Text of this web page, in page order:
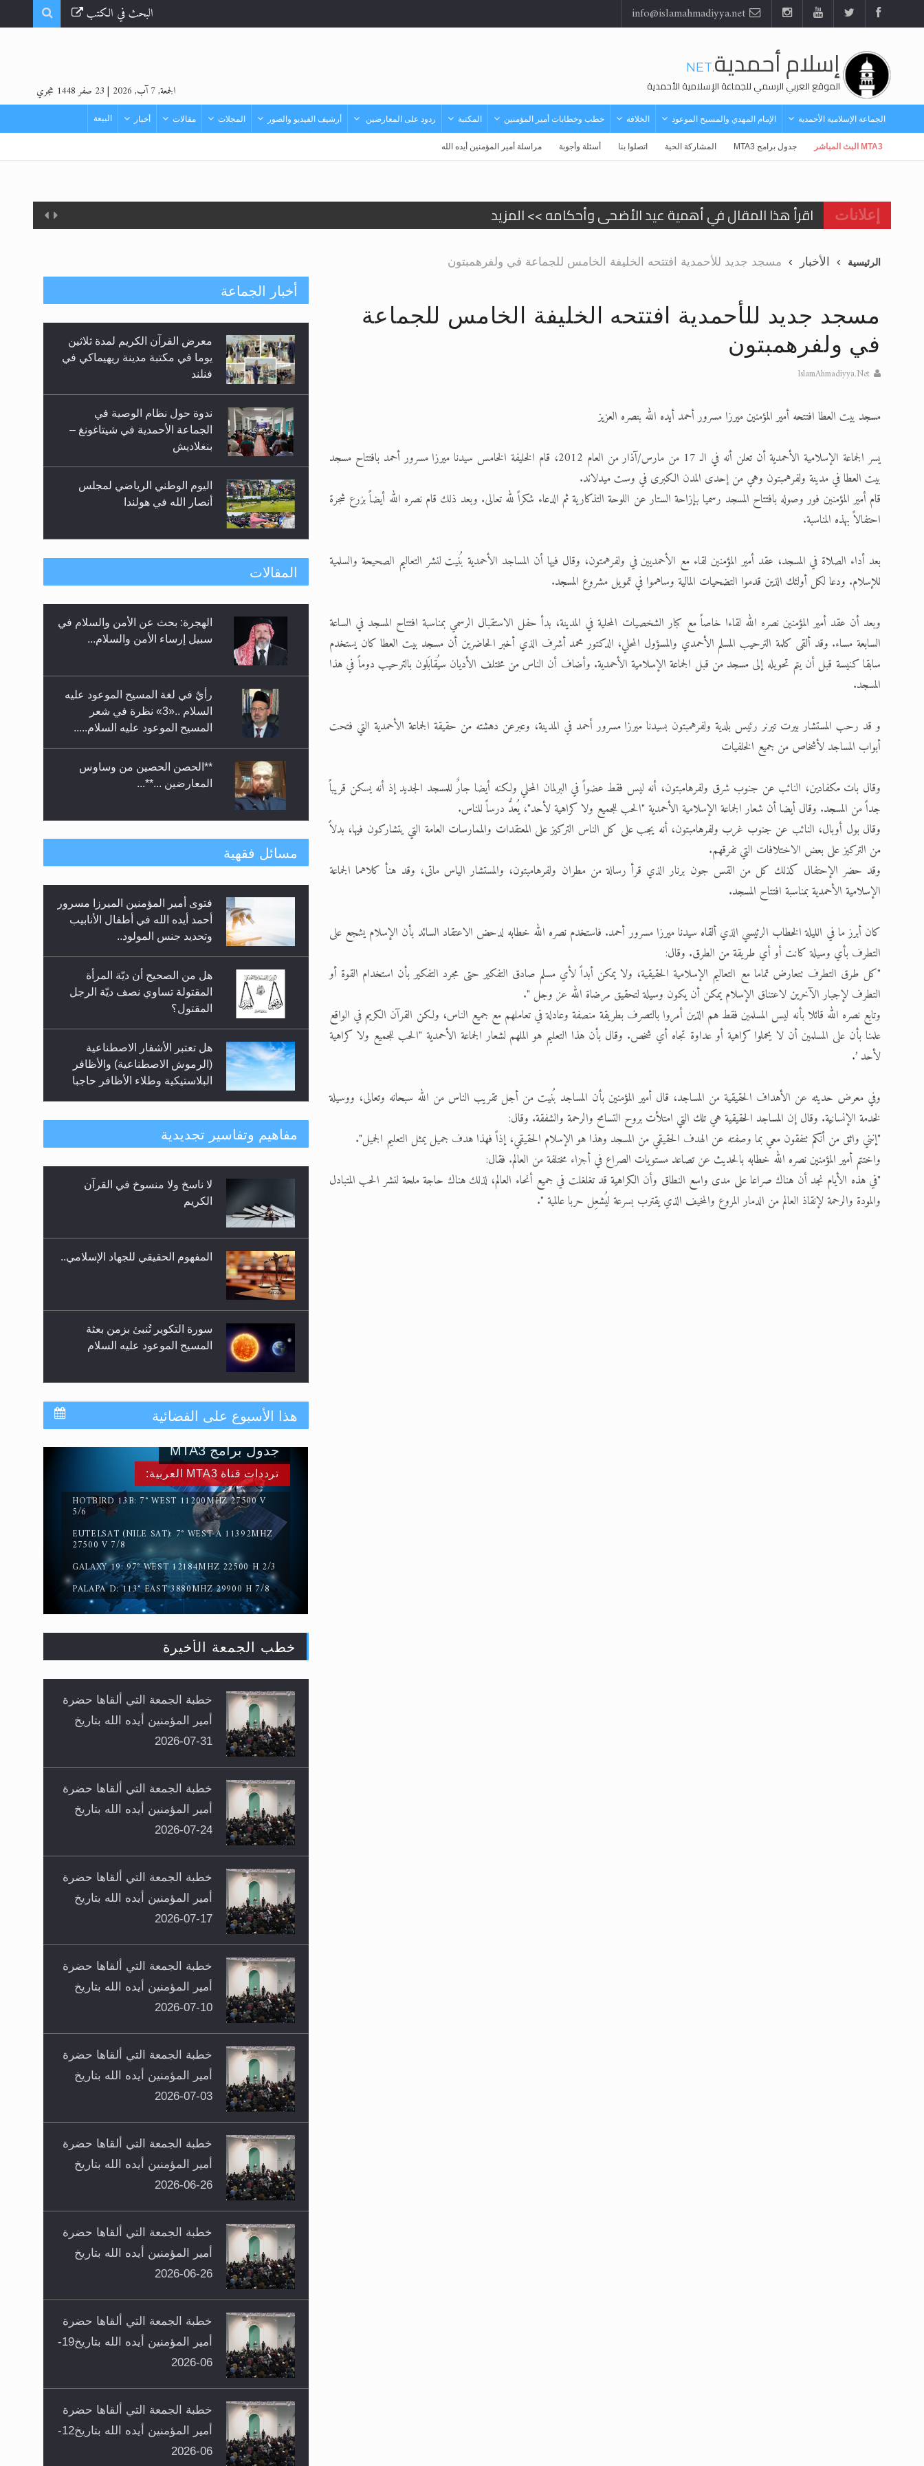
البحث في الكتب
إسلام أحمدية.NET
الموقع العربي الرسمي للجماعة الإسلامية الأحمدية الجمعة, 7 آب, 2026 | 23 صفر 1448 هجري
الجماعة الإسلامية الأحمدية الإمام المهدي والمسيح الموعود الخلافة خطب وخطابات أمير المؤمنين المكتبة ردود على المعارضين أرشيف الفيديو والصور المجلات مقالات أخبار البيعة
MTA3 البث المباشر جدول برامج MTA3 المشاركة الحية اتصلوا بنا أسئلة وأجوبة مراسلة أمير المؤمنين أيده الله
إعلانات
اقرأ هذا المقال في أهمية عيد الأضحى وأحكامه >> المزيد
الحجّ.. دلالات، حِكم، وأهداف >> المزيد
تعميم هامّ لأفراد الجماعة >> المزيد
تعميم هامّ لأفراد الجماعة >> المزيد
إعلان هامّ بخصوص الرسائل المرسلة إلى حضرة امير المؤمنين أيده الله والمكتب العربي >> المزيد
اقرأ هذا الكتاب وتعرّف على حقيقة الإسراء والمعراج >> المزيد
عرض مصوَّر لأقوال المستشرقين في خاتم النبيين صلى الله عليه وسلم >> المزيد
الحجّ.. دلالات، حِكم، وأهداف >> المزيد
الرئيسية الأخبار مسجد جديد للأحمدية افتتحه الخليفة الخامس للجماعة في ولفرهمبتون
مسجد جديد للأحمدية افتتحه الخليفة الخامس للجماعة
في ولفرهمبتون
IslamAhmadiyya.Net
مسجد بيت العطا افتتحه أمير المؤمنين ميرزا مسرور أحمد أيده الله بنصره العزيز
يسر الجماعة الإسلامية الأحمدية أن تعلن أنه في الـ 17 من مارس/آذار من العام 2012، قام الخليفة الخامس سيدنا ميرزا مسرور أحمد بافتتاح مسجد
بيت العطا في مدينة ولفرهمبتون وهي من إحدى المدن الكبرى في وست ميدلاند.
قام أمير المؤمنين فور وصوله بافتتاح المسجد رسميا بإزاحة الستار عن اللوحة التذكارية ثم الدعاء شكراً لله تعالى. وبعد ذلك قام نصره الله أيضاً بزرع شجرة
احتفالاً بهذه المناسبة.
بعد أداء الصلاة في المسجد، عقد أمير المؤمنين لقاء مع الأحمديين في ولفرهمتون، وقال فيها أن المساجد الأحمدية بُنيت لنشر التعاليم الصحيحة والسلمية
للإسلام. ودعا لكل أولئك الذين قدموا التضحيات المالية وساهموا في تمويل مشروع المسجد.
وبعد أن عقد أمير المؤمنين نصره الله لقاءا خاصاً مع كبار الشخصيات المحلية في المدينة، بدأ حفل الاستقبال الرسمي بمناسبة افتتاح المسجد في الساعة
السابعة مساء. وقد ألقى كلمة الترحيب المسلم الأحمدي والمسؤول المحلي، الدكتور محمد أشرف الذي أخبر الحاضرين أن مسجد بيت العطا كان يستخدم
سابقا كنيسة قبل أن يتم تحويله إلى مسجد من قبل الجماعة الإسلامية الأحمدية. وأضاف أن الناس من مختلف الأديان سيُقابَلون بالترحيب دوماً في هذا
المسجد.
و قد رحب المستشار بيرت تيرنر رئيس بلدية ولفرهمبتون بسيدنا ميرزا مسرور أحمد في المدينة، وعبرعن دهشته من حقيقة الجماعة الأحمدية التي فتحت
أبواب المساجد لأشخاص من جميع الخلفيات
وقال بات مكفادين، النائب عن جنوب شرق ولفرهامبتون، أنه ليس فقط عضواً في البرلمان المحلي ولكنه أيضا جارٌ للمسجد الجديد إذ أنه يسكن قريباً
جداً من المسجد. وقال أيضا أن شعار الجماعة الإسلامية الأحمدية "الحب للجميع ولا كراهية لأحد"، يُعدُّ درساً للناس.
وقال بول أوبال، النائب عن جنوب غرب ولفرهامبتون، أنه يجب على كل الناس التركيز على المعتقدات والممارسات العامة التي يتشاركون فيها، بدلاً
من التركيز على بعض الاختلافات التي تفرقهم.
وقد حضر الإحتفال كذلك كل من القس جون برنار الذي قرأ رسالة من مطران ولفرهامبتون، والمستشار الياس ماتى، وقد هنأ كلاهما الجماعة
الإسلامية الأحمدية بمناسبة افتتاح المسجد.
كان أبرز ما في الليلة الخطاب الرئيسي الذي ألقاه سيدنا ميرزا مسرور أحمد. فاستخدم نصره الله خطابه لدحض الاعتقاد السائد بأن الإسلام يشجع على
التطرف بأي وسيلة كانت أو أي طريقة من الطرق. وقال:
"كل طرق التطرف تتعارض تماما مع التعاليم الإسلامية الحقيقية، ولا يمكن أبداً لأي مسلم صادق التفكير حتى مجرد التفكير بأن استخدام القوة أو
التطرف لإجبار الآخرين لاعتناق الإسلام يمكن أن يكون وسيلة لتحقيق مرضاة الله عز وجل ".
وتابع نصره الله قائلا بأنه ليس المسلمين فقط هم الذين أمروا بالتصرف بطريقة منصفة وعادلة في تعاملهم مع جميع الناس، ولكن القرآن الكريم في الواقع
علمنا بأن على المسلمين أن لا يحملوا كراهية أو عداوة تجاه أي شخص. وقال بأن هذا التعليم هو الملهم لشعار الجماعة الأحمدية "الحب للجميع ولا كراهية
لأحد ’.
وفي معرض حديثه عن الأهداف الحقيقية من المساجد، قال أمير المؤمنين بأن المساجد بُنيت من أجل تقريب الناس من الله سبحانه وتعالى، ووسيلة
لخدمة الإنسانية. وقال إن المساجد الحقيقية هي تلك التي امتلأت بروح التسامح والرحمة والشفقة. وقال:
"إنني واثق من أنكم تتفقون معي بما وصفته عن الهدف الحقيقي من المسجد وهذا هو الإسلام الحقيقي، إذاً فهذا هدف جميل يمثل التعليم الجميل".
واختتم أمير المؤمنين نصره الله خطابه بالحديث عن تصاعد مستويات الصراع في أجزاء مختلفة من العالم. فقال:
"في هذه الأيام نجد أن هناك صراعا على مدى واسع النطاق وأن الكراهية قد تغلغلت في جميع أنحاء العالم، لذلك هناك حاجة ملحة لنشر الحب المتبادل
والمودة والرحمة لإنقاذ العالم من الدمار المروع والمخيف الذي يقترب بسرعة ليُشعِل حربا عالمية ".
أخبار الجماعة
معرض القرآن الكريم لمدة ثلاثين
يوما في مكتبة مدينة ريهيماكي في
فنلند
ندوة حول نظام الوصية في
الجماعة الأحمدية في شيتاغونغ –
بنغلاديش
اليوم الوطني الرياضي لمجلس
أنصار الله في هولندا
إتمام حفظ القرآن الكريم لثلاثة
حفل توزيع الشهادات في الجامعة
الأحمدية بنيجيريا لعام 2025
المقالات
الهجرة: بحث عن الأمن والسلام في
سبيل إرساء الأمن والسلام...
رأيٌ في لغة المسيح الموعود عليه
السلام ..«3» نظرة في شعر
المسيح الموعود عليه السلام.....
**الحصن الحصين من وساوس
المعارضين ...**...
متطلَّبات التّحريك الجديد...
رأيٌ في لغة المسيح الموعود عليه
السلام.. 4...
مسائل فقهية
فتوى أمير المؤمنين الميرزا مسرور
أحمد أيده الله في أطفال الأنابيب
وتحديد جنس المولود..
هل من الصحيح أن ديّة المرأة
المقتولة تساوي نصف ديّة الرجل
المقتول؟
هل تعتبر الأشفار الاصطناعية
(الرموش الاصطناعية) والأظافر
البلاستيكية وطلاء الأظافر حاجبا
هل يُحسب حول الزكاة وفق السنة
الميلادية أو الهجرية؟
هل يجوز فتح مشروع كوافير نسائي
للمحجبات وغير المحجبات؟
مفاهيم وتفاسير تجديدية
لا ناسخ ولا منسوخ في القرآن
الكريم
المفهوم الحقيقي للجهاد الإسلامي..
سورة التكوير تُنبئ بزمن بعثة
المسيح الموعود عليه السلام
حقيقة المسيح الدجال
القرآن قاضٍ وحكمٌ على السنة
ومهيمنٌ عليها.. ليس العكس
هذا الأسبوع على الفضائية
ترددات قناة MTA3 العربية:
HOTBIRD 13B: 7° WEST 11200MHZ 27500 V
5/6
EUTELSAT (NILE SAT): 7° WEST-A 11392MHZ
27500 V 7/8
GALAXY 19: 97° WEST 12184MHZ 22500 H 2/3
PALAPA D: 113° EAST 3880MHZ 29900 H 7/8
جدول برامج MTA3
خطب الجمعة الأخيرة
خطبة الجمعة التي ألقاها حضرة
أمير المؤمنين أيده الله بتاريخ
31-07-2026
خطبة الجمعة التي ألقاها حضرة
أمير المؤمنين أيده الله بتاريخ
24-07-2026
خطبة الجمعة التي ألقاها حضرة
أمير المؤمنين أيده الله بتاريخ
17-07-2026
خطبة الجمعة التي ألقاها حضرة
أمير المؤمنين أيده الله بتاريخ
10-07-2026
خطبة الجمعة التي ألقاها حضرة
أمير المؤمنين أيده الله بتاريخ
03-07-2026
خطبة الجمعة التي ألقاها حضرة
أمير المؤمنين أيده الله بتاريخ
26-06-2026
خطبة الجمعة التي ألقاها حضرة
أمير المؤمنين أيده الله بتاريخ
26-06-2026
خطبة الجمعة التي ألقاها حضرة
أمير المؤمنين أيده الله بتاريخ19-
06-2026
خطبة الجمعة التي ألقاها حضرة
أمير المؤمنين أيده الله بتاريخ12-
06-2026